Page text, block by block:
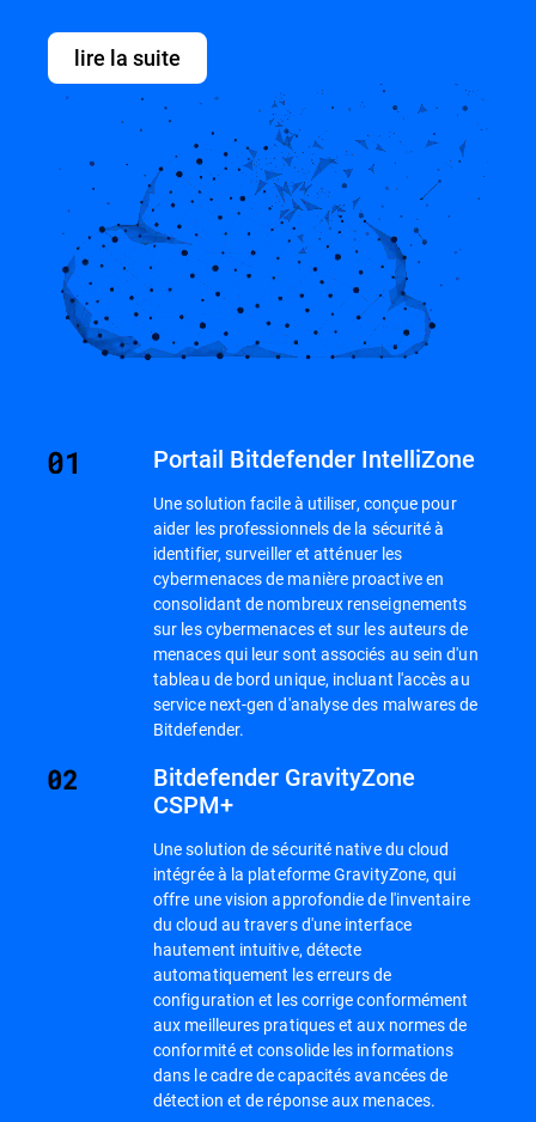
lire la suite
Portail Bitdefender IntelliZone
Une solution facile à utiliser, conçue pour
aider les professionnels de la sécurité à
identifier, surveiller et atténuer les
cybermenaces de manière proactive en
consolidant de nombreux renseignements
sur les cybermenaces et sur les auteurs de
menaces qui leur sont associés au sein d'un
tableau de bord unique, incluant l'accès au
service next-gen d'analyse des malwares de
Bitdefender.
Bitdefender GravityZone
CSPM+
Une solution de sécurité native du cloud
intégrée à la plateforme GravityZone, qui
offre une vision approfondie de l'inventaire
du cloud au travers d'une interface
hautement intuitive, détecte
automatiquement les erreurs de
configuration et les corrige conformément
aux meilleures pratiques et aux normes de
conformité et consolide les informations
dans le cadre de capacités avancées de
détection et de réponse aux menaces.